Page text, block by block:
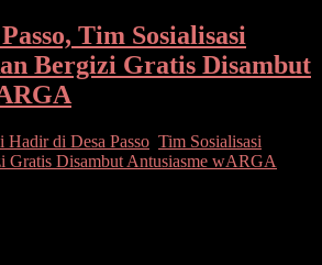
Tim Sosialisasi
Bergizi Gratis Disambut
Hadir di Desa Passo Tim Sosialisasi
Gratis Disambut Antusiasme wARGA